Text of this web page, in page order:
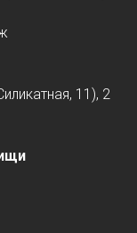
11), 2